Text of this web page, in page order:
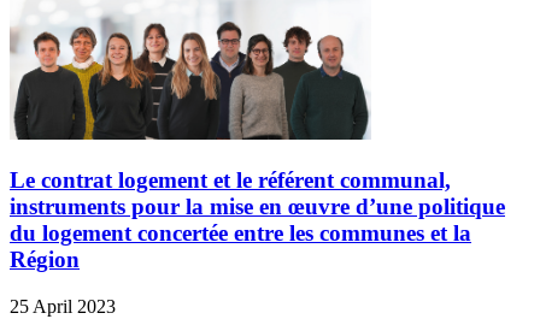
Le contrat logement et le référent communal,
instruments pour la mise en œuvre d’une politique
du logement concertée entre les communes et la
Région
25 April 2023